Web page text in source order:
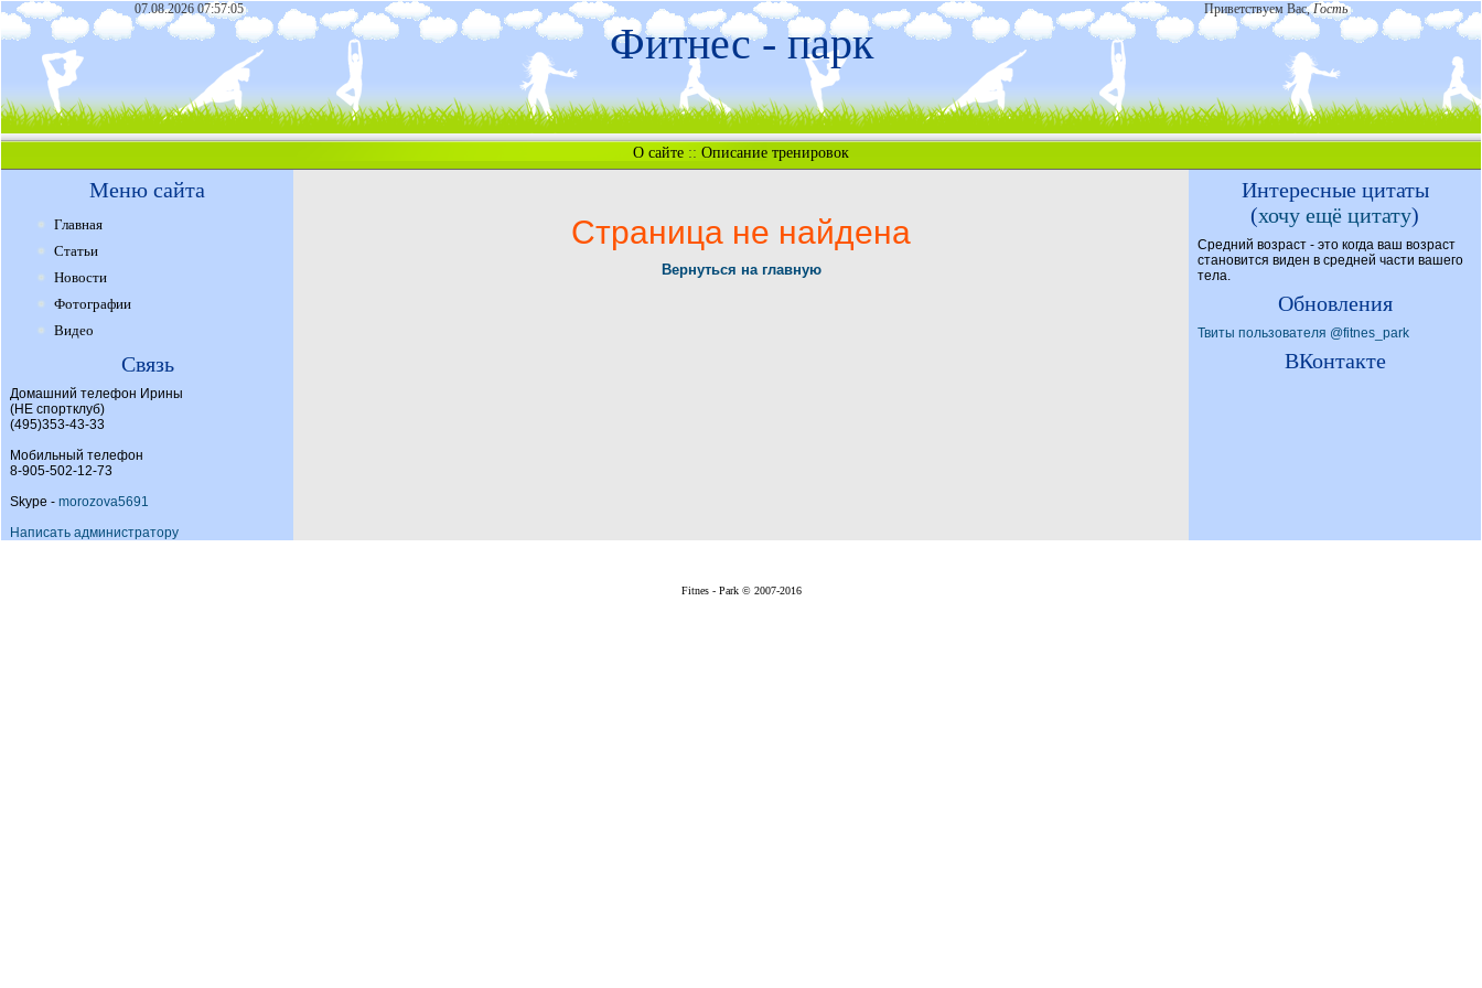
07.08.2026 07:57:05 Приветствуем Вас,Гость
Фитнес - парк
О сайте :: Описание тренировок
Меню сайта
Главная
Статьи
Новости
Фотографии
Видео
Связь
Домашний телефон Ирины
(НЕ спортклуб)
(495)353-43-33
Мобильный телефон
8-905-502-12-73
Skype - morozova5691
Написать администратору
Страница не найдена
Вернуться на главную
Интересные цитаты
(хочу ещё цитату)
Средний возраст - это когда ваш возраст
становится виден в средней части вашего
тела.
Обновления
Твиты пользователя @fitnes_park
ВКонтакте
Fitnes - Park © 2007-2016